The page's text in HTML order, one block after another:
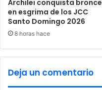
Archilei conquista bronce
en esgrima de los JCC
Santo Domingo 2026
8 horas hace
Deja un comentario